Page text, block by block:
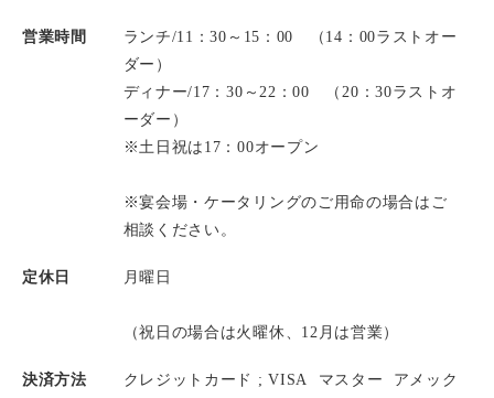
営業時間
ランチ/11：30～15：00 （14：00ラストオー
ダー）
ディナー/17：30～22：00 （20：30ラストオ
ーダー）
※土日祝は17：00オープン
※宴会場・ケータリングのご用命の場合はご
相談ください。
定休日 月曜日
（祝日の場合は火曜休、12月は営業）
決済方法 クレジットカード ; VISA マスター
アメック